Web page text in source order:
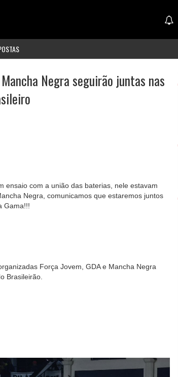
Negra seguirão juntas nas
ensaio com a união das baterias, nele estavam
Negra, comunicamos que estaremos juntos
Gama!!!
Força Jovem, GDA e Mancha Negra
Brasileirão.